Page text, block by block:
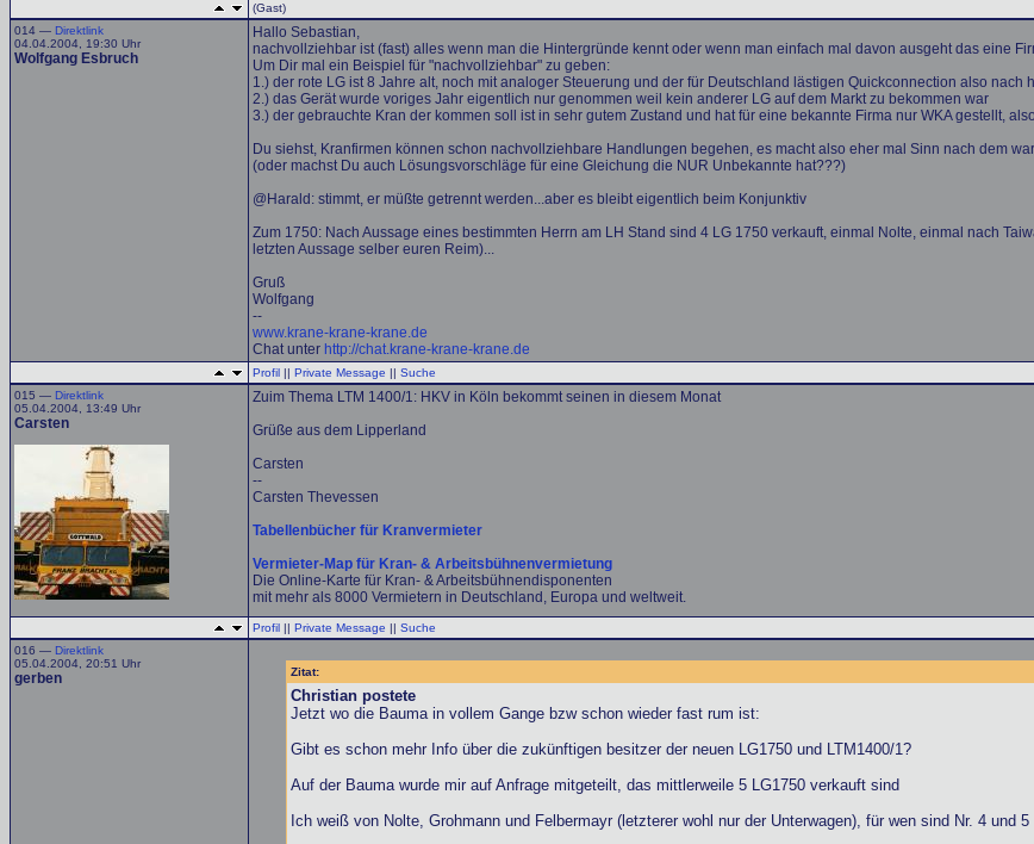
(Gast)
014 — Direktlink
04.04.2004, 19:30 Uhr
Wolfgang Esbruch
Hallo Sebastian,
nachvollziehbar ist (fast) alles wenn man die Hintergründe kennt oder wenn man einfach mal davon ausgeht das eine
Um Dir mal ein Beispiel für "nachvollziehbar" zu geben:
1.) der rote LG ist 8 Jahre alt, noch mit analoger Steuerung und der für Deutschland lästigen Quickconnection also
2.) das Gerät wurde voriges Jahr eigentlich nur genommen weil kein anderer LG auf dem Markt zu bekommen war
3.) der gebrauchte Kran der kommen soll ist in sehr gutem Zustand und hat für eine bekannte Firma nur WKA gestellt,
Du siehst, Kranfirmen können schon nachvollziehbare Handlungen begehen, es macht also eher mal Sinn nach dem
(oder machst Du auch Lösungsvorschläge für eine Gleichung die NUR Unbekannte hat???)
@Harald: stimmt, er müßte getrennt werden...aber es bleibt eigentlich beim Konjunktiv
Zum 1750: Nach Aussage eines bestimmten Herrn am LH Stand sind 4 LG 1750 verkauft, einmal Nolte, einmal nach
letzten Aussage selber euren Reim)...
Gruß
Wolfgang
--
www.krane-krane-krane.de
Chat unter http://chat.krane-krane-krane.de
Profil || Private Message || Suche
015 — Direktlink
05.04.2004, 13:49 Uhr
Carsten
Zuim Thema LTM 1400/1: HKV in Köln bekommt seinen in diesem Monat
Grüße aus dem Lipperland
Carsten
--
Carsten Thevessen
Tabellenbücher für Kranvermieter
Vermieter-Map für Kran- & Arbeitsbühnenvermietung
Die Online-Karte für Kran- & Arbeitsbühnendisponenten
mit mehr als 8000 Vermietern in Deutschland, Europa und weltweit.
Profil || Private Message || Suche
016 — Direktlink
05.04.2004, 20:51 Uhr
gerben Zitat:
Christian postete
Jetzt wo die Bauma in vollem Gange bzw schon wieder fast rum ist:
Gibt es schon mehr Info über die zukünftigen besitzer der neuen LG1750 und LTM1400/1?
Auf der Bauma wurde mir auf Anfrage mitgeteilt, das mittlerweile 5 LG1750 verkauft sind
Ich weiß von Nolte, Grohmann und Felbermayr (letzterer wohl nur der Unterwagen), für wen sind Nr. 4 und 5